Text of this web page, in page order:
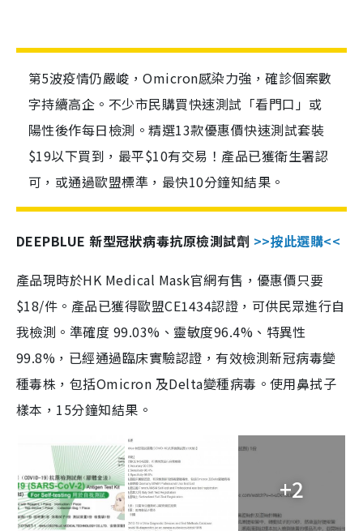
第5波疫情仍嚴峻，Omicron感染力強，確診個案數
字持續高企。不少市民購買快速測試「看門口」或
陽性後作每日檢測。精選13款優惠價快速測試套裝
$19以下買到，最平$10有交易！產品已獲衛生署認
可，或通過歐盟標準，最快10分鐘知結果。
DEEPBLUE 新型冠狀病毒抗原檢測試劑 >>按此選購<<
產品現時於HK Medical Mask官網有售，優惠價只要
$18/件。產品已獲得歐盟CE1434認證，可供民眾進行自
我檢測。準確度 99.03%、靈敏度96.4%、特異性
99.8%，已經通過臨床實驗認證，有效檢測新冠病毒變
種毒株，包括Omicron 及Delta變種病毒。使用鼻拭子
樣本，15分鐘知結果。
+2